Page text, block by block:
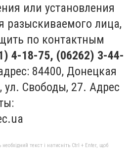
или установления
разыскиваемого лица,
по контактным
4-18-75, (06262) 3-44-
84400, Донецкая
ул. Свободы, 27. Адрес
текст і натисніть Ctrl + Enter, щоб